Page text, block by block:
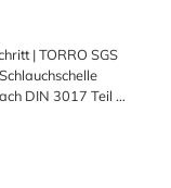
| TORRO SGS
DIN 3017 Teil 1
Bandbreite von
aus, ist einfach